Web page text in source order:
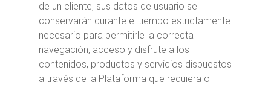
de un cliente, sus datos de usuario se
conservarán durante el tiempo estrictamente
necesario para permitirle la correcta
navegación, acceso y disfrute a los
contenidos, productos y servicios dispuestos
a través de la Plataforma que requiera o